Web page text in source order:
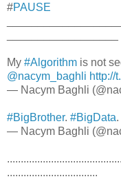
#PAUSE
My #Algorithm is not
@nacym_baghli http://
— Nacym Baghli
#BigBrother. #BigData.
— Nacym Baghli
.................................